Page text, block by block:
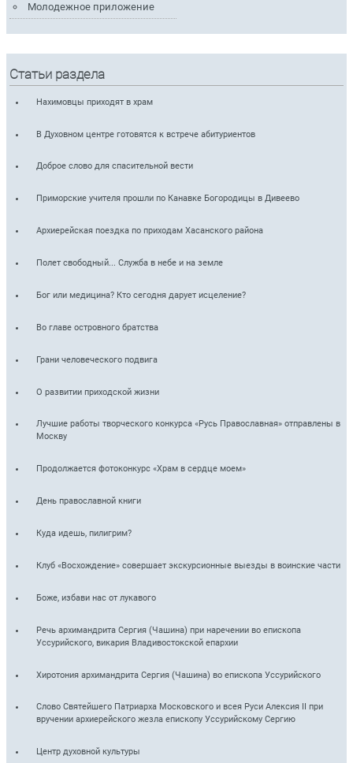
Молодежное приложение
Статьи раздела
Нахимовцы приходят в храм
В Духовном центре готовятся к встрече абитуриентов
Доброе слово для спасительной вести
Приморские учителя прошли по Канавке Богородицы в Дивеево
Архиерейская поездка по приходам Хасанского района
Полет свободный... Служба в небе и на земле
Бог или медицина? Кто сегодня дарует исцеление?
Во главе островного братства
Грани человеческого подвига
О развитии приходской жизни
Лучшие работы творческого конкурса «Русь Православная» отправлены в
Москву
Продолжается фотоконкурс «Храм в сердце моем»
День православной книги
Куда идешь, пилигрим?
Клуб «Восхождение» совершает экскурсионные выезды в воинские части
Боже, избави нас от лукавого
Речь архимандрита Сергия (Чашина) при наречении во епископа
Уссурийского, викария Владивостокской епархии
Хиротония архимандрита Сергия (Чашина) во епископа Уссурийского
Слово Святейшего Патриарха Московского и всея Руси Алексия II при
вручении архиерейского жезла епископу Уссурийскому Сергию
Центр духовной культуры